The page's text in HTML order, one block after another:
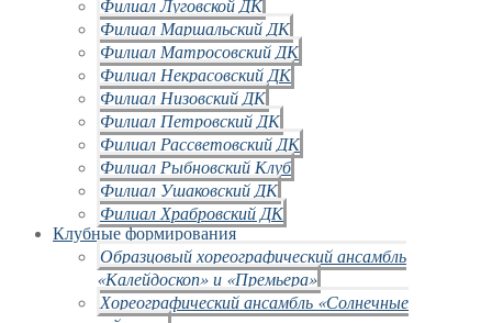
Филиал Луговской ДК
Филиал Маршальский ДК
Филиал Матросовский ДК
Филиал Некрасовский ДК
Филиал Низовский ДК
Филиал Петровский ДК
Филиал Рассветовский ДК
Филиал Рыбновский Клуб
Филиал Ушаковский ДК
Филиал Храбровский ДК
Клубные формирования
Образцовый хореографический ансамбль
«Калейдоскоп» и «Премьера»
Хореографический ансамбль «Солнечные